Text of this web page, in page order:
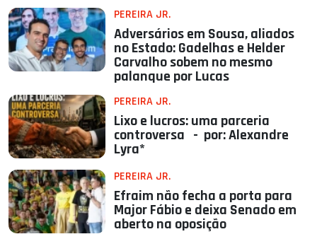
PEREIRA JR.
Adversários em Sousa, aliados
no Estado: Gadelhas e Helder
Carvalho sobem no mesmo
palanque por Lucas
PEREIRA JR.
Lixo e lucros: uma parceria
controversa - por: Alexandre
Lyra*
PEREIRA JR.
Efraim não fecha a porta para
Major Fábio e deixa Senado em
aberto na oposição